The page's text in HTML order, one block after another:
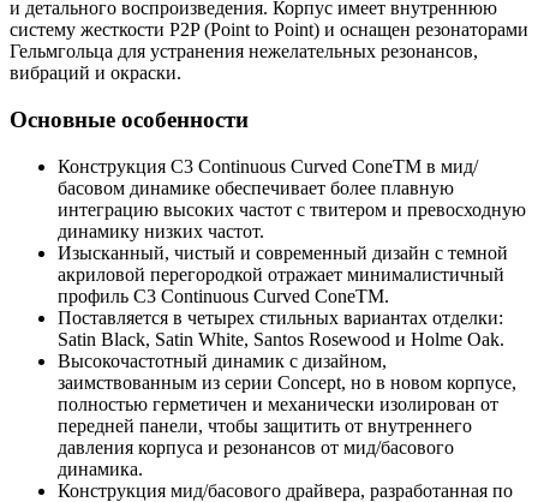
и детального воспроизведения. Корпус имеет внутреннюю
систему жесткости P2P (Point to Point) и оснащен резонаторами
Гельмгольца для устранения нежелательных резонансов,
вибраций и окраски.
Основные особенности
Конструкция C3 Continuous Curved ConeTM в мид/
басовом динамике обеспечивает более плавную
интеграцию высоких частот с твитером и превосходную
динамику низких частот.
Изысканный, чистый и современный дизайн с темной
акриловой перегородкой отражает минималистичный
профиль C3 Continuous Curved ConeTM.
Поставляется в четырех стильных вариантах отделки:
Satin Black, Satin White, Santos Rosewood и Holme Oak.
Высокочастотный динамик с дизайном,
заимствованным из серии Concept, но в новом корпусе,
полностью герметичен и механически изолирован от
передней панели, чтобы защитить от внутреннего
давления корпуса и резонансов от мид/басового
динамика.
Конструкция мид/басового драйвера, разработанная по